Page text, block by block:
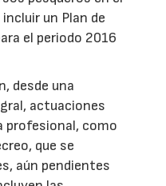
un Plan de
el periodo 2016
desde una
actuaciones
profesional, como
que se
aún pendientes